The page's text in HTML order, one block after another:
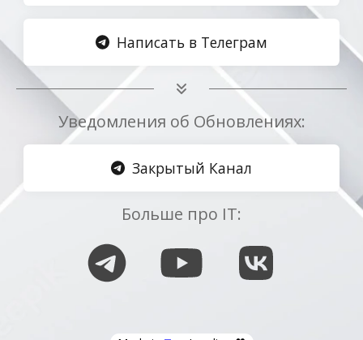
Написать в Телеграм
Уведомления об Обновлениях:
Закрытый Канал
Больше про IT: